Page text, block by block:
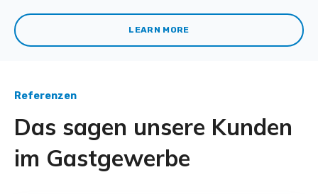
LEARN MORE
Referenzen
Das sagen unsere Kunden
im Gastgewerbe